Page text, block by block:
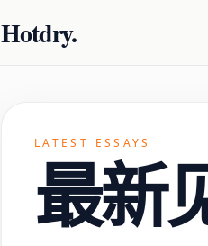
Hotdry.
LATEST ESSAYS
最新